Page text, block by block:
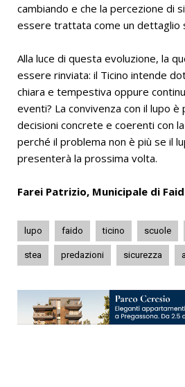
cambiando e che la percezione di
essere trattata come un dettaglio
Alla luce di questa evoluzione, la
essere rinviata: il Ticino intende
chiara e tempestiva oppure
eventi? La convivenza con il lupo è
decisioni concrete e coerenti con
perché il problema non è più se il
presenterà la prossima volta.
Farei Patrizio, Municipale di
lupo faido ticino scuole
stea predazioni sicurezza